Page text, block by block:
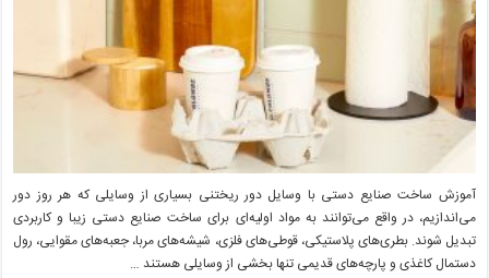
ریختنی
آموزش ساخت صنایع دستی با وسایل دور ریختنی بسیاری از وسایلی که هر روز دور
می‌اندازیم، در واقع می‌توانند به مواد اولیه‌ای برای ساخت صنایع دستی زیبا و کاربردی
تبدیل شوند. بطری‌های پلاستیکی، قوطی‌های فلزی، شیشه‌های مربا، جعبه‌های مقوایی، رول
دستمال کاغذی و پارچه‌های قدیمی تنها بخشی از وسایلی هستند …